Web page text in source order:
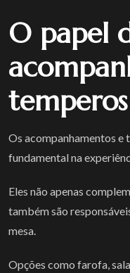
O papel
Os acompanhamentos e
fundamental na
Eles não apenas
também são
mesa.
Opções como farofa,